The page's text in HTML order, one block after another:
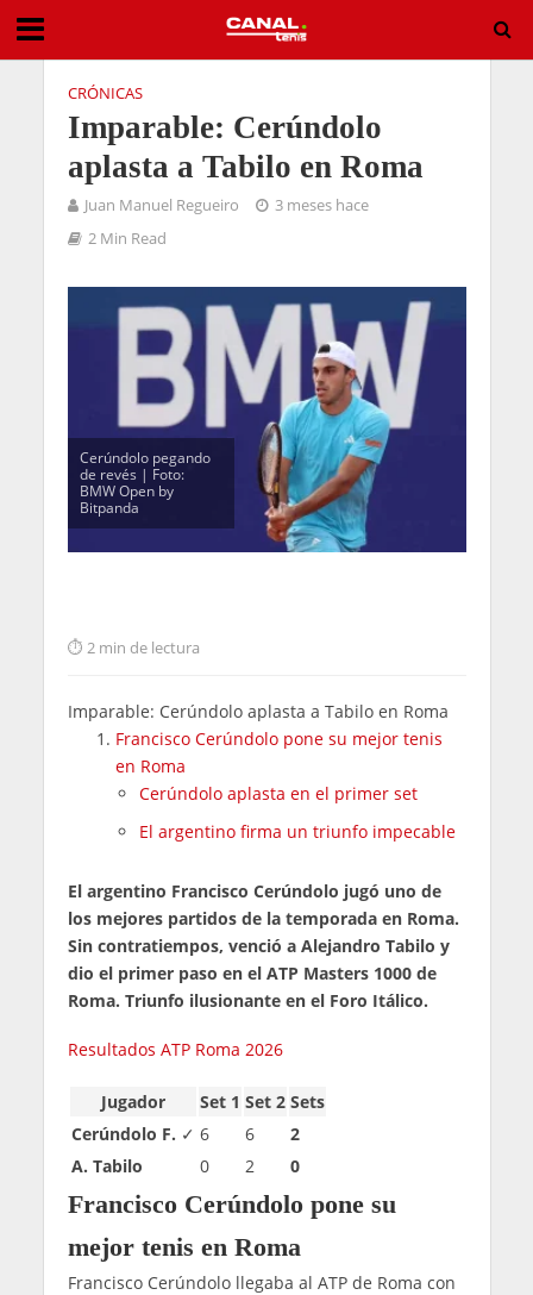
CRÓNICAS
Imparable: Cerúndolo
aplasta a Tabilo en Roma
Juan Manuel Regueiro
3 meses hace
2 Min Read
Cerúndolo pegando
de revés | Foto:
BMW Open by
Bitpanda
2 min de lectura
Imparable: Cerúndolo aplasta a Tabilo en Roma
Francisco Cerúndolo pone su mejor tenis
en Roma
Cerúndolo aplasta en el primer set
El argentino firma un triunfo impecable
El argentino Francisco Cerúndolo jugó uno de
los mejores partidos de la temporada en Roma.
Sin contratiempos, venció a Alejandro Tabilo y
dio el primer paso en el ATP Masters 1000 de
Roma. Triunfo ilusionante en el Foro Itálico.
Resultados ATP Roma 2026
Jugador Set 1 Set 2 Sets
Cerúndolo F. ✓ 6 6
2
A. Tabilo
0 2 0
Francisco Cerúndolo pone su
mejor tenis en Roma
Francisco Cerúndolo llegaba al ATP de Roma con